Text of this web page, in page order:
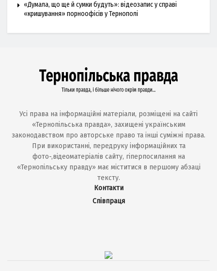
«Думала, що ще й сумки будуть»: відеозапис у справі
«кришування» порноофісів у Тернополі
Усі права на інформаційні матеріали, розміщені на сайті
«Тернопільська правда», захищені українським
законодавством про авторське право та інші суміжні права.
При використанні, передруку інформаційних та
фото-,відеоматеріалів сайту, гіперпосилання на
«Тернопільську правду» має міститися в першому абзаці
тексту.
Контакти
Співпраця